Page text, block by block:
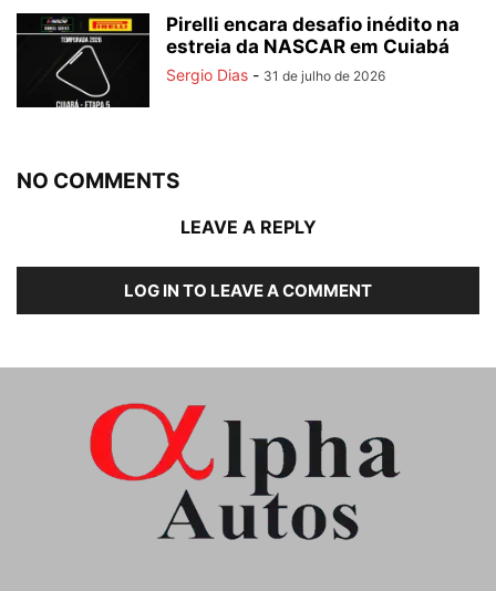
Pirelli encara desafio inédito na
estreia da NASCAR em Cuiabá
Sergio Dias - 31 de julho de 2026
NO COMMENTS
LEAVE A REPLY
LOG IN TO LEAVE A COMMENT